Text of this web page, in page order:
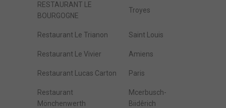
RESTAURANT LE
BOURGOGNE
Troyes
Restaurant Le Trianon Saint Louis
Restaurant Le Vivier Amiens
Restaurant Lucas Carton Paris
Restaurant
Mönchenwerth
Mcerbusch-
Biidêrich